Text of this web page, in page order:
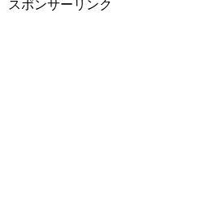
スポンサーリンク